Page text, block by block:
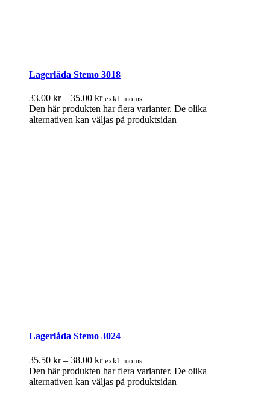
Lagerlåda Stemo 3018
33.00 kr– 35.00 kr exkl. moms
Den här produkten har flera varianter. De olika
alternativen kan väljas på produktsidan
Lagerlåda Stemo 3024
35.50 kr– 38.00 kr exkl. moms
Den här produkten har flera varianter. De olika
alternativen kan väljas på produktsidan